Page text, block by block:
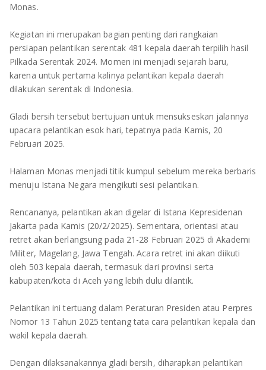
PRINGSEWU
Monas.
Kegiatan ini merupakan bagian penting dari rangkaian
persiapan pelantikan serentak 481 kepala daerah terpilih hasil
Pilkada Serentak 2024. Momen ini menjadi sejarah baru,
karena untuk pertama kalinya pelantikan kepala daerah
dilakukan serentak di Indonesia.
Gladi bersih tersebut bertujuan untuk mensukseskan jalannya
upacara pelantikan esok hari, tepatnya pada Kamis, 20
Februari 2025.
Halaman Monas menjadi titik kumpul sebelum mereka berbaris
menuju Istana Negara mengikuti sesi pelantikan.
Rencananya, pelantikan akan digelar di Istana Kepresidenan
Jakarta pada Kamis (20/2/2025). Sementara, orientasi atau
retret akan berlangsung pada 21-28 Februari 2025 di Akademi
Militer, Magelang, Jawa Tengah. Acara retret ini akan diikuti
oleh 503 kepala daerah, termasuk dari provinsi serta
kabupaten/kota di Aceh yang lebih dulu dilantik.
Pelantikan ini tertuang dalam Peraturan Presiden atau Perpres
Nomor 13 Tahun 2025 tentang tata cara pelantikan kepala dan
wakil kepala daerah.
Dengan dilaksanakannya gladi bersih, diharapkan pelantikan